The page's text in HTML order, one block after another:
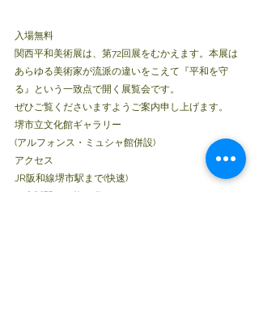
入場無料
関西平和美術展は、第72回展をむかえます。本展は
あらゆる美術家が流派の違いをこえて『平和を守
る』という一致点で開く展覧会です。
ぜひご覧くださいますようご案内申し上げます。
堺市立文化館ギャラリー
(アルフォンス・ミュシャ館併設)
アクセス
JR阪和線堺市駅まで(快速)
・大阪駅から約25分